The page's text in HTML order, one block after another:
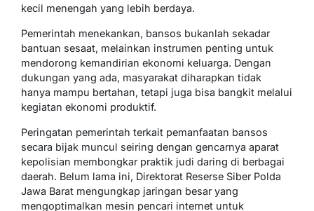
kecil menengah yang lebih berdaya.
Pemerintah menekankan, bansos bukanlah sekadar
bantuan sesaat, melainkan instrumen penting untuk
mendorong kemandirian ekonomi keluarga. Dengan
dukungan yang ada, masyarakat diharapkan tidak
hanya mampu bertahan, tetapi juga bisa bangkit melalui
kegiatan ekonomi produktif.
Peringatan pemerintah terkait pemanfaatan bansos
secara bijak muncul seiring dengan gencarnya aparat
kepolisian membongkar praktik judi daring di berbagai
daerah. Belum lama ini, Direktorat Reserse Siber Polda
Jawa Barat mengungkap jaringan besar yang
mengoptimalkan mesin pencari internet untuk